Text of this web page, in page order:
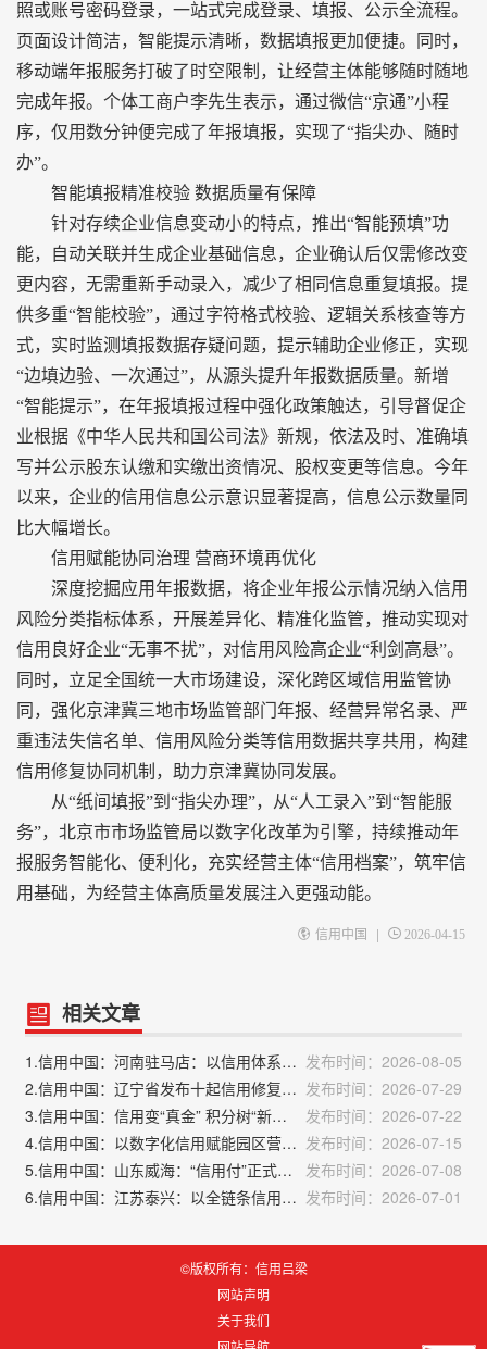
照或账号密码登录，一站式完成登录、填报、公示全流程。
页面设计简洁，智能提示清晰，数据填报更加便捷。同时，
移动端年报服务打破了时空限制，让经营主体能够随时随地
完成年报。个体工商户李先生表示，通过微信“京通”小程
序，仅用数分钟便完成了年报填报，实现了“指尖办、随时
办”。
智能填报精准校验 数据质量有保障
针对存续企业信息变动小的特点，推出“智能预填”功
能，自动关联并生成企业基础信息，企业确认后仅需修改变
更内容，无需重新手动录入，减少了相同信息重复填报。提
供多重“智能校验”，通过字符格式校验、逻辑关系核查等方
式，实时监测填报数据存疑问题，提示辅助企业修正，实现
“边填边验、一次通过”，从源头提升年报数据质量。新增
“智能提示”，在年报填报过程中强化政策触达，引导督促企
业根据《中华人民共和国公司法》新规，依法及时、准确填
写并公示股东认缴和实缴出资情况、股权变更等信息。今年
以来，企业的信用信息公示意识显著提高，信息公示数量同
比大幅增长。
信用赋能协同治理 营商环境再优化
深度挖掘应用年报数据，将企业年报公示情况纳入信用
风险分类指标体系，开展差异化、精准化监管，推动实现对
信用良好企业“无事不扰”，对信用风险高企业“利剑高悬”。
同时，立足全国统一大市场建设，深化跨区域信用监管协
同，强化京津冀三地市场监管部门年报、经营异常名录、严
重违法失信名单、信用风险分类等信用数据共享共用，构建
信用修复协同机制，助力京津冀协同发展。
从“纸间填报”到“指尖办理”，从“人工录入”到“智能服
务”，北京市市场监管局以数字化改革为引擎，持续推动年
报服务智能化、便利化，充实经营主体“信用档案”，筑牢信
用基础，为经营主体高质量发展注入更强动能。
信用中国 | 2026-04-15
相关文章
1.信用中国：河南驻马店：以信用体系建设打造营商环境“金字招牌” 发布时间：2026-08-05
2.信用中国：辽宁省发布十起信用修复典型案例 发布时间：2026-07-29
3.信用中国：信用变“真金” 积分树“新风”——山东济宁任城区社会信用体系建设观察
发布时间：2026-07-22
4.信用中国：以数字化信用赋能园区营商环境优化升级 发布时间：2026-07-15
5.信用中国：山东威海：“信用付”正式上线
发布时间：2026-07-08
6.信用中国：江苏泰兴：以全链条信用建设赋能营商环境 发布时间：2026-07-01
©版权所有：信用吕梁
网站声明
关于我们